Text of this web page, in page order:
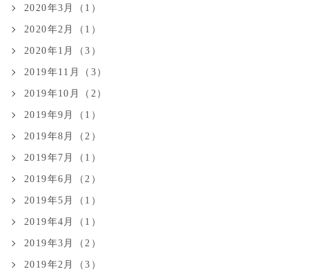
2020年3月（1）
2020年2月（1）
2020年1月（3）
2019年11月（3）
2019年10月（2）
2019年9月（1）
2019年8月（2）
2019年7月（1）
2019年6月（2）
2019年5月（1）
2019年4月（1）
2019年3月（2）
2019年2月（3）